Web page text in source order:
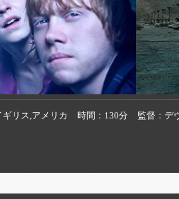
ギリス,アメリカ 時間 130分 監督 デ